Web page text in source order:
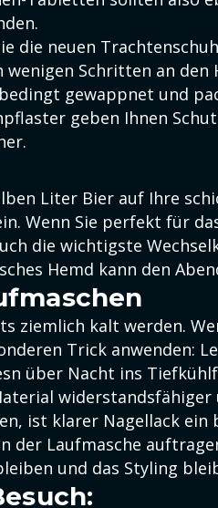
die neuen
Schritten an den
gewappnet und
geben Ihnen
Liter Bier auf Ihre
Wenn Sie perfekt für
die wichtigste
Hemd kann den
ziemlich kalt werden.
Trick anwenden:
über Nacht ins
widerstandsfähiger
ist klarer Nagellack
der Laufmasche
und das Styling